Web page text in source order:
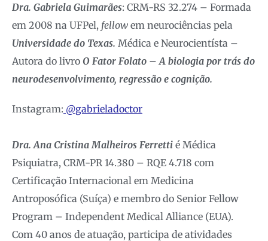
Dra. Gabriela Guimarães: CRM-RS 32.274 – Formada
em 2008 na UFPel, fellow em neurociências pela
Universidade do Texas. Médica e Neurocientísta –
Autora do livro O Fator Folato – A biologia por trás do
neurodesenvolvimento, regressão e cognição.
Instagram: @gabrieladoctor
Dra. Ana Cristina Malheiros Ferretti é Médica
Psiquiatra, CRM-PR 14.380 – RQE 4.718 com
Certificação Internacional em Medicina
Antroposófica (Suíça) e membro do Senior Fellow
Program – Independent Medical Alliance (EUA).
Com 40 anos de atuação, participa de atividades